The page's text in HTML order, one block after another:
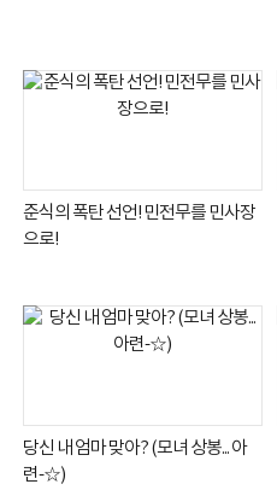
준식의 폭탄 선언! 민전무를 민사장
으로!
당신 내 엄마 맞아? (모녀 상봉... 아
련-☆)